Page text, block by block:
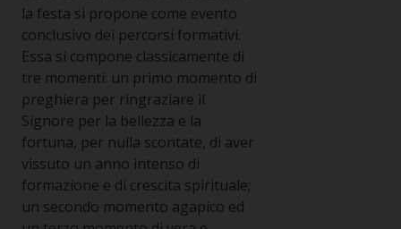
la festa si propone come evento
conclusivo dei percorsi formativi.
Essa si compone classicamente di
tre momenti: un primo momento di
preghiera per ringraziare il
Signore per la bellezza e la
fortuna, per nulla scontate, di aver
vissuto un anno intenso di
formazione e di crescita spirituale;
un secondo momento agapico ed